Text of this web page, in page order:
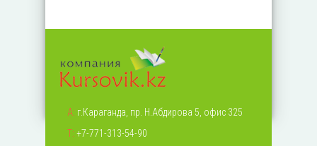
А: г.Караганда, пр. Н.Абдирова 5, офис 325
Т: +7-771-313-54-90